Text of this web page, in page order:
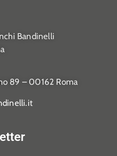
Bandinelli
89 – 00162 Roma